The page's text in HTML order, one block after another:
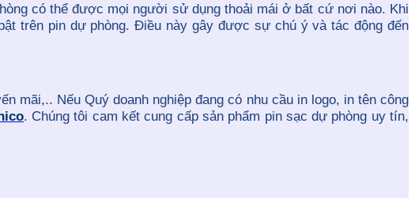
có thể được mọi người sử dụng thoải mái ở bất cứ nơi nào. Khi
trên pin dự phòng. Điều này gây được sự chú ý và tác động đến
mãi,.. Nếu Quý doanh nghiệp đang có nhu cầu in logo, in tên công
. Chúng tôi cam kết cung cấp sản phẩm pin sạc dự phòng uy tín,